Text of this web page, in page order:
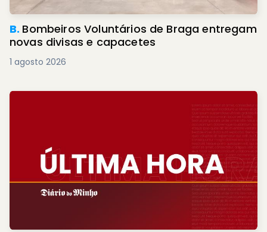
B. Bombeiros Voluntários de Braga entregam
novas divisas e capacetes
1 agosto 2026